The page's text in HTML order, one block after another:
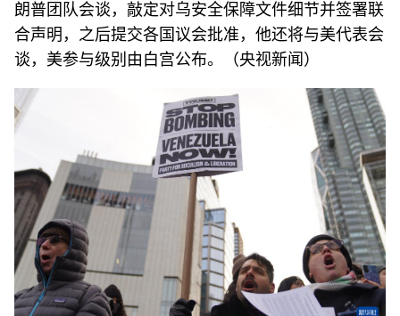
朗普团队会谈，敲定对乌安全保障文件细节并签署联
合声明，之后提交各国议会批准，他还将与美代表会
谈，美参与级别由白宫公布。（央视新闻）